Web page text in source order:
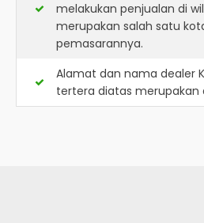
melakukan penjualan di
merupakan salah satu
pemasarannya.
Alamat dan nama dealer
tertera diatas merupakan